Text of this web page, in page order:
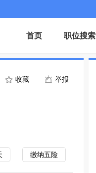
首页 职位搜索
收藏 举报
缴纳五险